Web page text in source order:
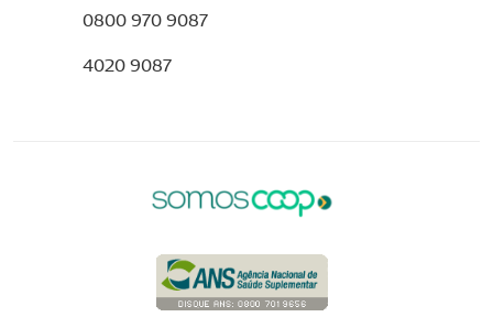
0800 970 9087
4020 9087